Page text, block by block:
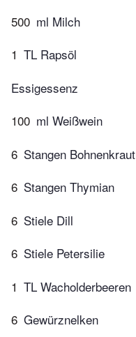
500 ml Milch
1 TL Rapsöl
Essigessenz
100 ml Weißwein
6 Stangen Bohnenkraut
6 Stangen Thymian
6 Stiele Dill
6 Stiele Petersilie
1 TL Wacholderbeeren
6 Gewürznelken